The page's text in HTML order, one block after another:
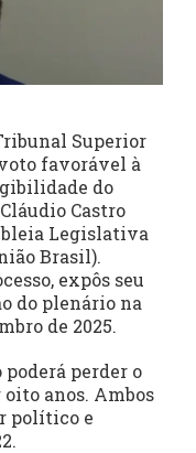
Superior
favorável à
do
Castro
Legislativa
Brasil).
expôs seu
do plenário na
de 2025.
poderá perder o
anos. Ambos
político e